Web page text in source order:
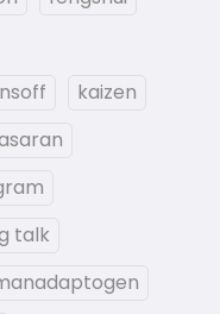
kaizen
talk